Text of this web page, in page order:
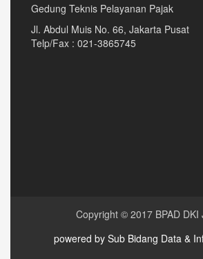
Gedung Teknis Pelayanan Pajak
Jl. Abdul Muis No. 66, Jakarta Pusat
Telp/Fax : 021-3865745
Copyright © 2017 BPAD DKI
powered by Sub Bidang Data &